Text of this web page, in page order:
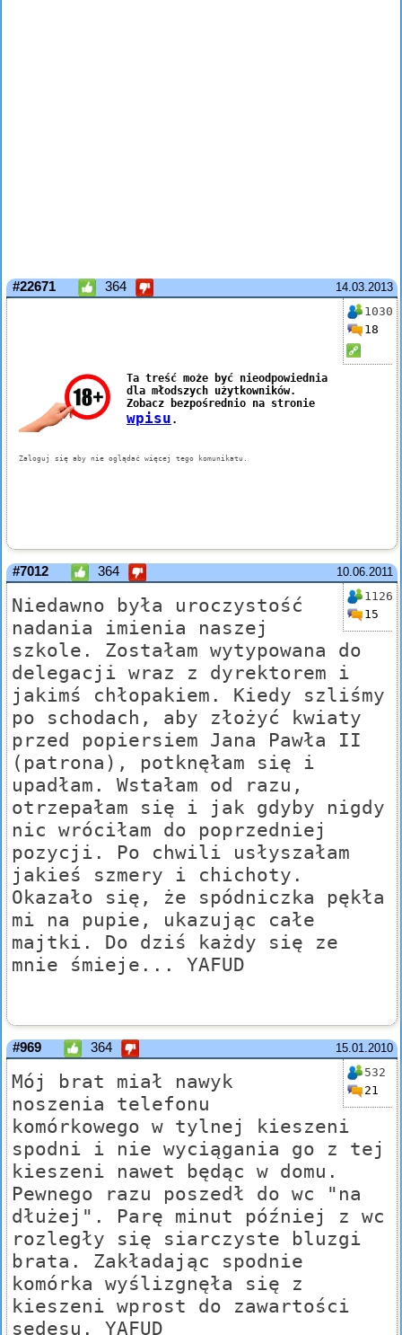
14.03.2013
#22671 364
1030
18
10.06.2011
#7012 364
1126
15
Niedawno była uroczystość
nadania imienia naszej
szkole. Zostałam wytypowana do
delegacji wraz z dyrektorem i
jakimś chłopakiem. Kiedy szliśmy
po schodach, aby złożyć kwiaty
przed popiersiem Jana Pawła II
(patrona), potknęłam się i
upadłam. Wstałam od razu,
otrzepałam się i jak gdyby nigdy
nic wróciłam do poprzedniej
pozycji. Po chwili usłyszałam
jakieś szmery i chichoty.
Okazało się, że spódniczka pękła
mi na pupie, ukazując całe
majtki. Do dziś każdy się ze
mnie śmieje... YAFUD
15.01.2010
#969 364
532
21
Mój brat miał nawyk
noszenia telefonu
komórkowego w tylnej kieszeni
spodni i nie wyciągania go z tej
kieszeni nawet będąc w domu.
Pewnego razu poszedł do wc "na
dłużej". Parę minut później z wc
rozległy się siarczyste bluzgi
brata. Zakładając spodnie
komórka wyślizgnęła się z
kieszeni wprost do zawartości
sedesu. YAFUD